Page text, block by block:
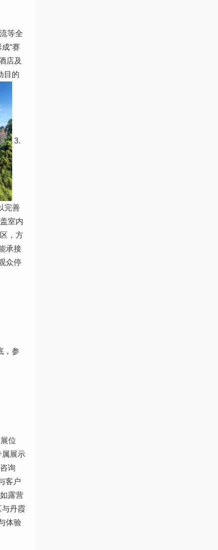
等全
“赛
店及
目的
3.
完善
室内
，方
承接
众停
，参
位
属展示
询
客户
露营
丹霞
体验